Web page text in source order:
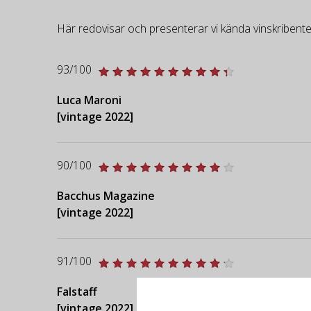
Här redovisar och presenterar vi kända
93/100
Luca Maroni
[vintage 2022]
90/100
Bacchus Magazine
[vintage 2022]
91/100
Falstaff